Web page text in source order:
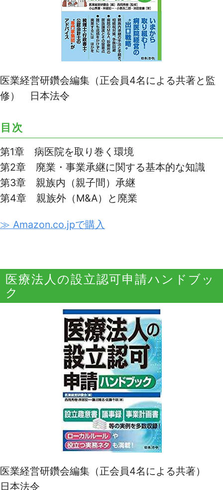
医業経営研鑽会編集（正会員4名による共著と監
修） 日本法令
目次
第1章 病医院を取り巻く環境
第2章 廃業・事業承継に関する基本的な知識
第3章 親族内（親子間）承継
第4章 親族外（M&A）と廃業
≫ Amazon.co.jpで購入
医療法人の設立認可申請ハンドブッ
ク
医業経営研鑽会編集（正会員4名による共著）
日本法令